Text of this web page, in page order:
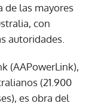
de las mayores
con
autoridades.
(AAPowerLink),
(21.900
es obra del